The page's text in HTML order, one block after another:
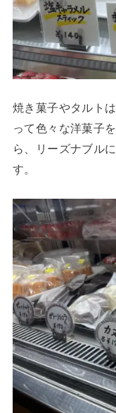
焼き菓子やタルト
って色々な洋菓子
ら、リーズナブル
す。